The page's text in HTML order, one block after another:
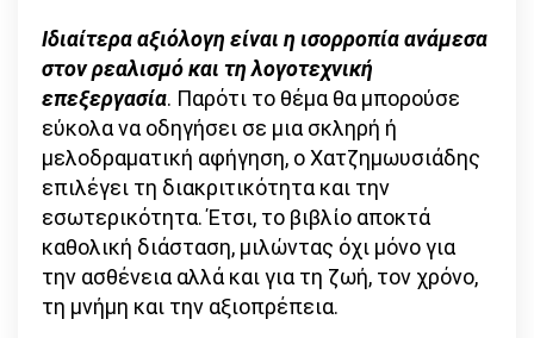
Ιδιαίτερα αξιόλογη είναι η ισορροπία ανάμεσα
στον ρεαλισμό και τη λογοτεχνική
επεξεργασία. Παρότι το θέμα θα μπορούσε
εύκολα να οδηγήσει σε μια σκληρή ή
μελοδραματική αφήγηση, ο Χατζημωυσιάδης
επιλέγει τη διακριτικότητα και την
εσωτερικότητα. Έτσι, το βιβλίο αποκτά
καθολική διάσταση, μιλώντας όχι μόνο για
την ασθένεια αλλά και για τη ζωή, τον χρόνο,
τη μνήμη και την αξιοπρέπεια.